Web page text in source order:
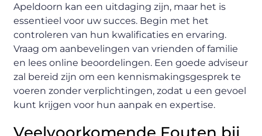
Apeldoorn kan een uitdaging zijn, maar het is
essentieel voor uw succes. Begin met het
controleren van hun kwalificaties en ervaring.
Vraag om aanbevelingen van vrienden of familie
en lees online beoordelingen. Een goede adviseur
zal bereid zijn om een kennismakingsgesprek te
voeren zonder verplichtingen, zodat u een gevoel
kunt krijgen voor hun aanpak en expertise.